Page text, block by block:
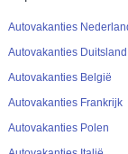
Autovakanties
Autovakanties Duitsland
Autovakanties België
Autovakanties Frankrijk
Autovakanties Polen